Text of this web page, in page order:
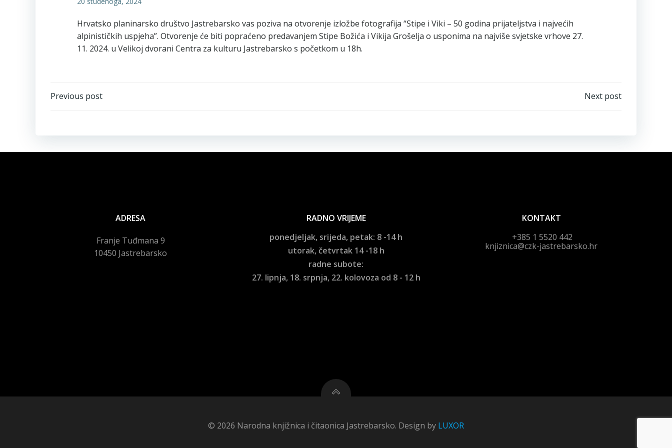
Hrvatsko planinarsko društvo Jastrebarsko vas poziva na otvorenje izložbe fotografija “Stipe i Viki – 50 godina prijateljstva i najvećih
alpinističkih uspjeha”. Otvorenje će biti popraćeno predavanjem Stipe Božića i Vikija Grošelja o usponima na najviše svjetske vrhove 27.
11. 2024. u Velikoj dvorani Centra za kulturu Jastrebarsko s početkom u 18h.
Navigacija
Previous post Next post
ADRESA
Franje Tuđmana 9
10450 Jastrebarsko
RADNO VRIJEME
ponedjeljak, srijeda, petak: 8 -14 h
utorak, četvrtak 14 -18 h
radne subote:
27. lipnja, 18. srpnja, 22. kolovoza od 8 - 12 h
KONTAKT
+385 1 5520 442
knjiznica@czk-jastrebarsko.hr
© 2026 Narodna knjižnica i čitaonica Jastrebarsko. Design by LUXOR